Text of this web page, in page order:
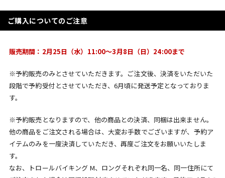
ご購入についてのご注意
販売期間：2月25日（水）11:00～3月8日（日）24:00まで
※予約販売のみとさせていただきます。ご注文後、決済をいただいた
段階で予約受付とさせていただき、6月頃に発送予定となっておりま
す。
※予約販売となりますので、他の商品との決済、同梱は出来ません。
他の商品をご注文される場合は、大変お手数でございますが、予約ア
イテムのみを一度決済していただき、再度ご注文をお願いいたしま
す。
なお、トロールバイキング M、ロングそれぞれ同一名、同一住所にて